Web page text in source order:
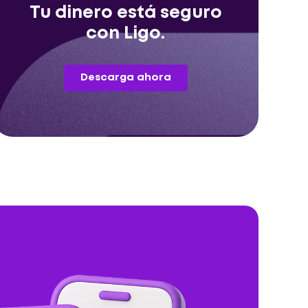
Tu dinero está seguro
con Ligo.
Descarga ahora